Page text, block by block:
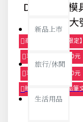
新品上市
旅行/休閒
生活用品
DIY製冰球
模型
商品95折【今日限定】
享滿1000元折100元
享滿2000元折250元
贈品-滿899送色鉛筆